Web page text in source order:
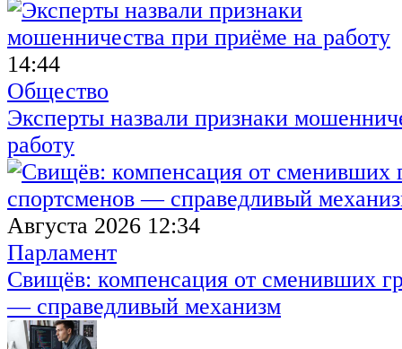
14:44
Общество
Эксперты назвали признаки
работу
Августа 2026 12:34
Парламент
Свищёв: компенсация от сменивших
— справедливый механизм